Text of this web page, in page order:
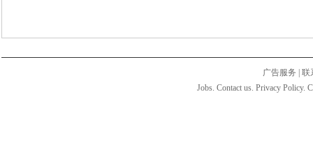
广告服务
联
Jobs. Contact us. Privacy Policy.